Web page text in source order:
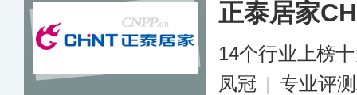
及专业的系统解决
正泰居家
14个行业上榜
凤冠 | 专业评